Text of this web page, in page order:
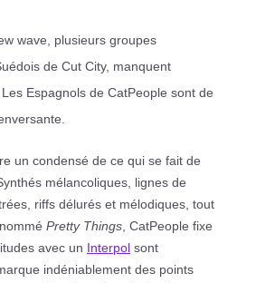
wave, plusieurs groupes
de Cut City, manquent
Espagnols de CatPeople sont de
un condensé de ce qui se fait de
mélancoliques, lignes de
riffs délurés et mélodiques, tout
Pretty Things , CatPeople fixe
avec un Interpol sont
indéniablement des points